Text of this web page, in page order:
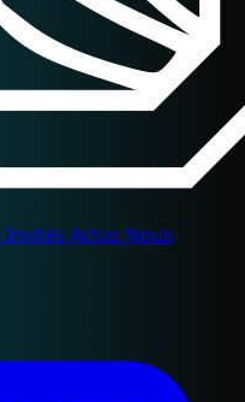
Invités Actus Nous